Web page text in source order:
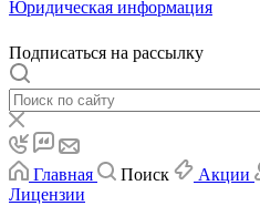
Юридическая информация
Подписаться на рассылку
Главная Поиск Акции
Лицензии